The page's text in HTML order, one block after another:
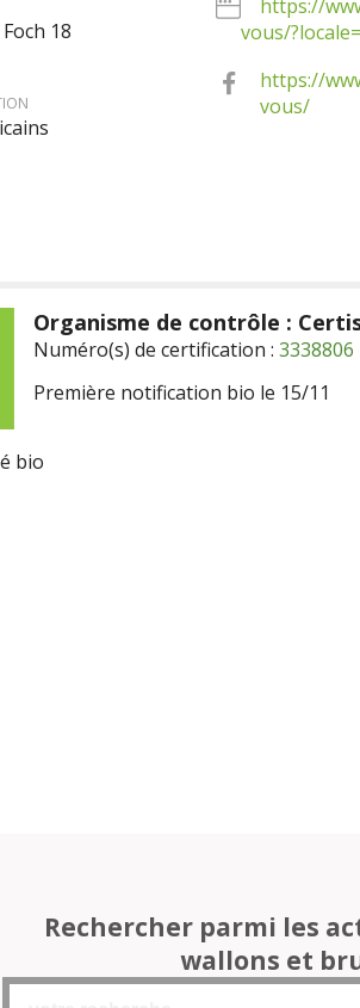
18
https://
vous/
https://
vous/
Organisme de contrôle :
Numéro(s) de certification : 3338806
Première notification bio le 15/11
bio
Rechercher parmi les
wallons et